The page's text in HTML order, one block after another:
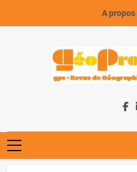
A propos